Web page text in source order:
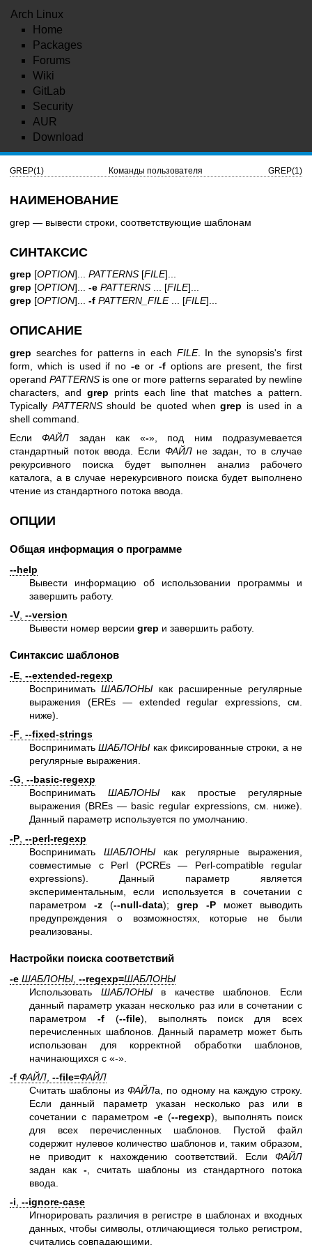
Arch Linux
Home
Packages
Forums
Wiki
GitLab
Security
AUR
Download
GREP(1) Команды пользователя GREP(1)
НАИМЕНОВАНИЕ
grep — вывести строки, соответствующие шаблонам
СИНТАКСИС
grep [OPTION]... PATTERNS [FILE]...
grep [OPTION]... -e PATTERNS ... [FILE]...
grep [OPTION]... -f PATTERN_FILE... [FILE]...
ОПИСАНИЕ
grep searches for patterns in each FILE. In the synopsis's first
form, which is used if no-e or -foptions are present, the first
operand PATTERNS is one or more patterns separated by newline
characters, and grep prints each line that matches a pattern.
Typically PATTERNSshould be quoted whengrep is used in a
shell command.
ЕслиФАЙЛ задан как «-», под ним подразумевается
стандартный поток ввода. Если ФАЙЛне задан, то в случае
рекурсивного поиска будет выполнен анализ рабочего
каталога, а в случае нерекурсивного поиска будет выполнено
чтение из стандартного потока ввода.
ОПЦИИ
Общая информация о программе
--help
Вывести информацию об использовании программы и
завершить работу.
-V --version
Вывести номер версии grep и завершить работу.
Синтаксис шаблонов
-E --extended-regexp
ВосприниматьШАБЛОНЫкак расширенные регулярные
выражения (EREs — extended regular expressions, см.
ниже).
-F --fixed-strings
ВосприниматьШАБЛОНЫкак фиксированные строки, а не
регулярные выражения.
-G, --basic-regexp
Воспринимать ШАБЛОНЫкак простые регулярные
выражения (BREs — basic regular expressions, см. ниже).
Данный параметр используется по умолчанию.
-P --perl-regexp
Воспринимать ШАБЛОНЫкак регулярные выражения,
совместимые с Perl (PCREs — Perl-compatible regular
expressions). Данный параметр является
экспериментальным, если используется в сочетании с
параметром -z (--null-data); grep -P может выводить
предупреждения о возможностях, которые не были
реализованы.
Настройки поиска соответствий
-e ШАБЛОНЫ, --regexp=ШАБЛОНЫ
Использовать ШАБЛОНЫв качестве шаблонов. Если
данный параметр указан несколько раз или в сочетании с
параметром -f(--file), выполнять поиск для всех
перечисленных шаблонов. Данный параметр может быть
использован для корректной обработки шаблонов,
начинающихся с «-».
-f ФАЙЛ --file=ФАЙЛ
Считать шаблоны из ФАЙЛа, по одному на каждую строку.
Если данный параметр указан несколько раз или в
сочетании с параметром -e (--regexp), выполнять поиск
для всех перечисленных шаблонов. Пустой файл
содержит нулевое количество шаблонов и, таким образом,
не приводит к нахождению соответствий. Если ФАЙЛ
задан как - , считать шаблоны из стандартного потока
ввода.
-i, --ignore-case
Игнорировать различия в регистре в шаблонах и входных
данных, чтобы символы, отличающиеся только регистром,
считались совпадающими.